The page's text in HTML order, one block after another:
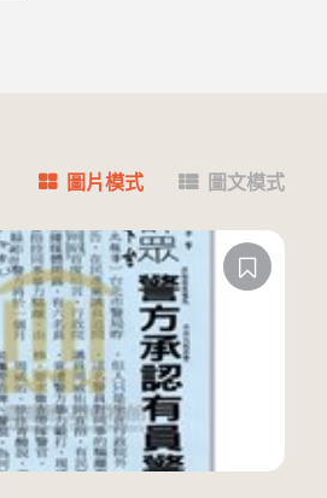
圖片模式 圖文模式